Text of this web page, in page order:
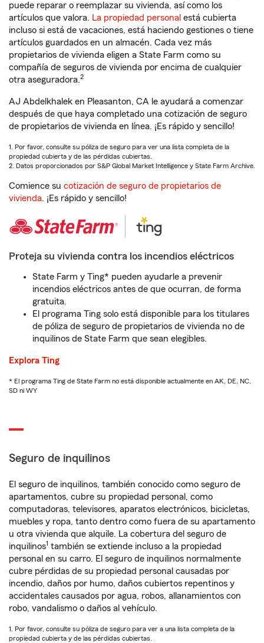
puede reparar o reemplazar su vivienda, así como los
artículos que valora. La propiedad personal está cubierta
incluso si está de vacaciones, está haciendo gestiones o tiene
artículos guardados en un almacén. Cada vez más
propietarios de vivienda eligen a State Farm como su
compañía de seguros de vivienda por encima de cualquier
otra aseguradora.2
AJ Abdelkhalek en Pleasanton, CA le ayudará a comenzar
después de que haya completado una cotización de seguro
de propietarios de vivienda en línea. ¡Es rápido y sencillo!
1. Por favor, consulte su póliza de seguro para ver una lista completa de la
propiedad cubierta y de las pérdidas cubiertas.
2. Datos proporcionados por S&P Global Market Intelligence y State Farm Archive.
Comience su cotización de seguro de propietarios de
vivienda. ¡Es rápido y sencillo!
Proteja su vivienda contra los incendios eléctricos
State Farm y Ting* pueden ayudarle a prevenir
incendios eléctricos antes de que ocurran, de forma
gratuita.
El programa Ting solo está disponible para los titulares
de póliza de seguro de propietarios de vivienda no de
inquilinos de State Farm que sean elegibles.
Explora Ting
* El programa Ting de State Farm no está disponible actualmente en AK, DE, NC,
SD ni WY
Seguro de inquilinos
El seguro de inquilinos, también conocido como seguro de
apartamentos, cubre su propiedad personal, como
computadoras, televisores, aparatos electrónicos, bicicletas,
muebles y ropa, tanto dentro como fuera de su apartamento
u otra vivienda que alquile. La cobertura del seguro de
inquilinos1 también se extiende incluso a la propiedad
personal en su carro. El seguro de inquilinos normalmente
cubre pérdidas de su propiedad personal causadas por
incendio, daños por humo, daños cubiertos repentinos y
accidentales causados por agua, robos, allanamientos con
robo, vandalismo o daños al vehículo.
1. Por favor, consulte su póliza de seguro para ver a una lista completa de la
propiedad cubierta y de las pérdidas cubiertas.